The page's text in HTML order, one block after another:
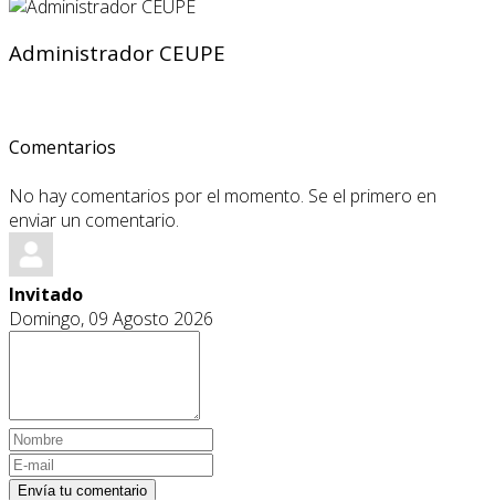
Administrador CEUPE
Comentarios
No hay comentarios por el momento. Se el primero en
enviar un comentario.
Invitado
Domingo, 09 Agosto 2026
Envía tu comentario